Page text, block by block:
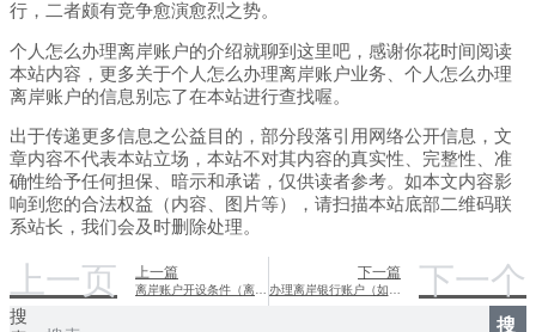
行，二者颇有竞争愈演愈烈之势。
个人怎么办理离岸账户的介绍就聊到这里吧，感谢你花时间阅读
本站内容，更多关于个人怎么办理离岸账户业务、个人怎么办理
离岸账户的信息别忘了在本站进行查找喔。
出于传递更多信息之公益目的，部分段落引用网络公开信息，文
章内容不代表本站立场，本站不对其内容的真实性、完整性、准
确性给予任何担保、暗示和承诺，仅供读者参考。如本文内容影
响到您的合法权益（内容、图片等），请扫描本站底部二维码联
系站长，我们会及时删除处理。
上一页 上一篇 下一篇 下一个
搜
搜